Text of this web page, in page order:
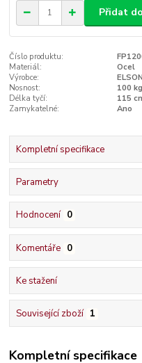
Přidat
Číslo produktu:
Materiál:
Ocel
Výrobce:
Nosnost:
100 kg
Délka tyčí:
115
Zamykatelné:
Ano
Kompletní specifikace
Parametry
Hodnocení 0
Komentáře 0
Ke stažení
Související zboží 1
Kompletní specifikace